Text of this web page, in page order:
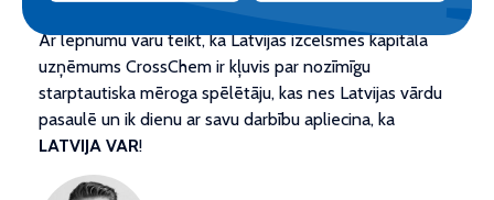
Ar lepnumu varu teikt, ka Latvijas izcelsmes kapitāla
uzņēmums CrossChem ir kļuvis par nozīmīgu
starptautiska mēroga spēlētāju, kas nes Latvijas vārdu
pasaulē un ik dienu ar savu darbību apliecina, ka
LATVIJA VAR!